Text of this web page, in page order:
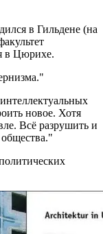
в Гильдене (на
в Цюрихе.
новое. Хотя
Всё разрушить и